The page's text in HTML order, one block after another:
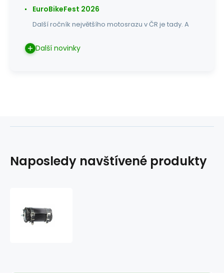
EuroBikeFest 2026
Další ročník největšího motosrazu v ČR je tady. A
Další novinky
Naposledy navštívené produkty